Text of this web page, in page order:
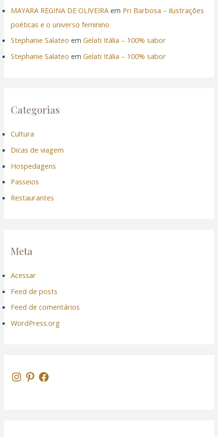
MAYARA REGINA DE OLIVEIRA em Pri Barbosa – ilustrações
poéticas e o universo feminino
Stephanie Salateo emGelati Itália – 100% sabor
Stephanie Salateo emGelati Itália – 100% sabor
Categorias
Cultura
Dicas de viagem
Hospedagens
Passeios
Restaurantes
Meta
Acessar
Feed de posts
Feed de comentários
WordPress.org